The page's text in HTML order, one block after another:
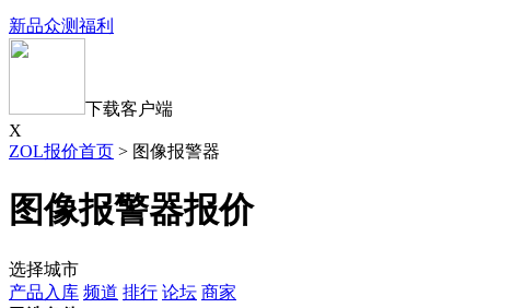
新品众测福利
下载客户端
X
ZOL报价首页 > 图像报警器
图像报警器报价
选择城市
产品入库 频道 排行 论坛 商家